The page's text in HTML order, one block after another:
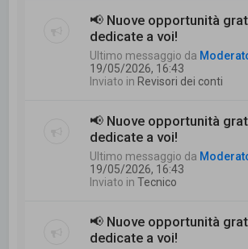
📢 Nuove opportunità
dedicate a voi!
Ultimo messaggio da
19/05/2026, 16:43
Inviato in Revisori dei conti
📢 Nuove opportunità
dedicate a voi!
Ultimo messaggio da
19/05/2026, 16:43
Inviato inTecnico
📢 Nuove opportunità
dedicate a voi!